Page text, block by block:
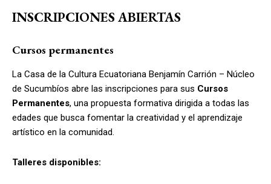
INSCRIPCIONES ABIERTAS
Cursos permanentes
La Casa de la Cultura Ecuatoriana Benjamín Carrión – Núcleo
de Sucumbíos abre las inscripciones para sus Cursos
Permanentes, una propuesta formativa dirigida a todas las
edades que busca fomentar la creatividad y el aprendizaje
artístico en la comunidad.
Talleres disponibles: